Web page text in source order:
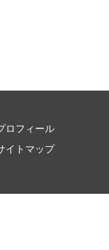
ロフィール
イトマップ